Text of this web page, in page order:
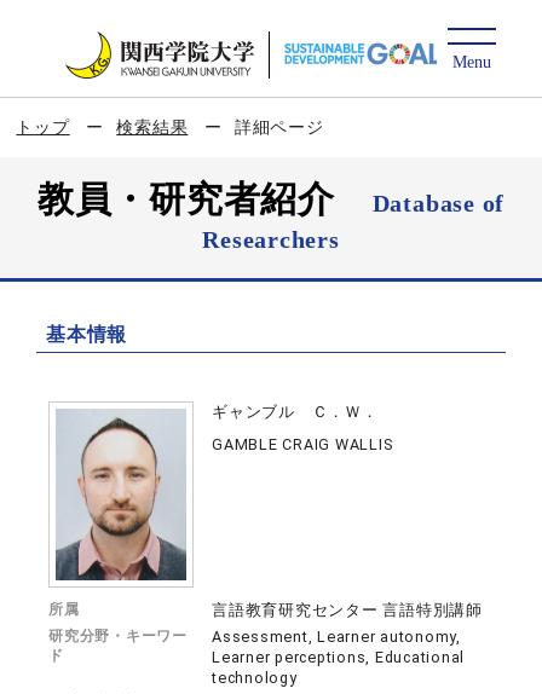
トップ 検索結果 詳細ページ
教員・研究者紹介
Database of
Researchers
基本情報
ギャンブル Ｃ．Ｗ．
GAMBLE CRAIG WALLIS
所属 言語教育研究センター 言語特別講師
研究分野・キーワー
ド
Assessment, Learner autonomy,
Learner perceptions, Educational
technology